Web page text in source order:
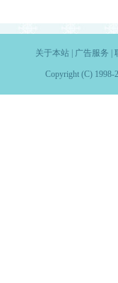
关于本站| 广告服务
Copyright (C) 1998-